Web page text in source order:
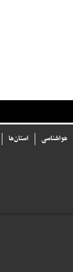
استان‌ها
هواشناسی